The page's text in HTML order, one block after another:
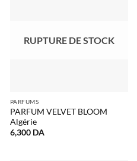
RUPTURE DE STOCK
PARFUMS
PARFUM VELVET BLOOM
Algérie
6,300 DA